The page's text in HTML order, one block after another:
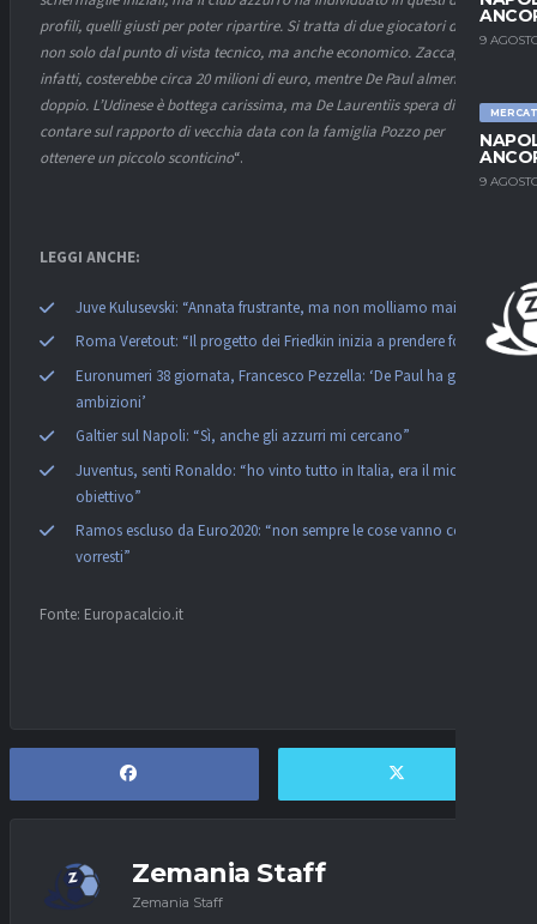
9
9
profili, quelli giusti per poter ripartire. Si tratta di due giocatori diversi,
non solo dal punto di vista tecnico, ma anche economico. Zaccagni,
infatti, costerebbe circa 20 milioni di euro, mentre De Paul almeno il
doppio. L’Udinese è bottega carissima, ma De Laurentiis spera di poter
contare sul rapporto di vecchia data con la famiglia Pozzo per
ottenere un piccolo sconticino“.
LEGGI ANCHE:
Juve Kulusevski: “Annata frustrante, ma non molliamo mai”
Roma Veretout: “Il progetto dei Friedkin inizia a prendere forma”
Euronumeri 38 giornata, Francesco Pezzella: ‘De Paul ha grandi
ambizioni’
Galtier sul Napoli: “Sì, anche gli azzurri mi cercano”
Juventus, senti Ronaldo: “ho vinto tutto in Italia, era il mio
obiettivo”
Ramos escluso da Euro2020: “non sempre le cose vanno come
vorresti”
Fonte: Europacalcio.it
Zemania Staff
Zemania Staff